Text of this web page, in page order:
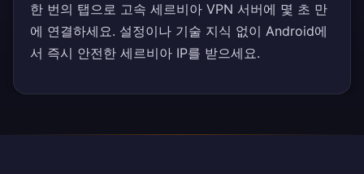
한 번의 탭으로 고속 세르비아 VPN 서버에 몇 초 만
에 연결하세요. 설정이나 기술 지식 없이 Android에
서 즉시 안전한 세르비아 IP를 받으세요.